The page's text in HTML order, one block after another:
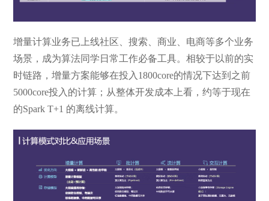
增量计算业务已上线社区、搜索、商业、电商等多个业务
场景，成为算法同学日常工作必备工具。相较于以前的实
时链路，增量方案能够在投入1800core的情况下达到之前
5000core投入的计算；从整体开发成本上看，约等于现在
的Spark T+1 的离线计算。